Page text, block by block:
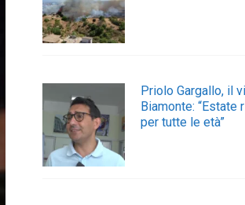
Priolo Gargallo, il
Biamonte: “Estate
per tutte le età”